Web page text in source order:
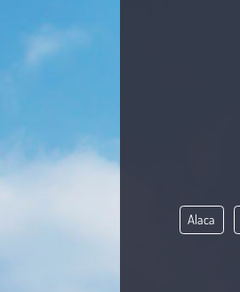
Alaca
Sağlık
Spor